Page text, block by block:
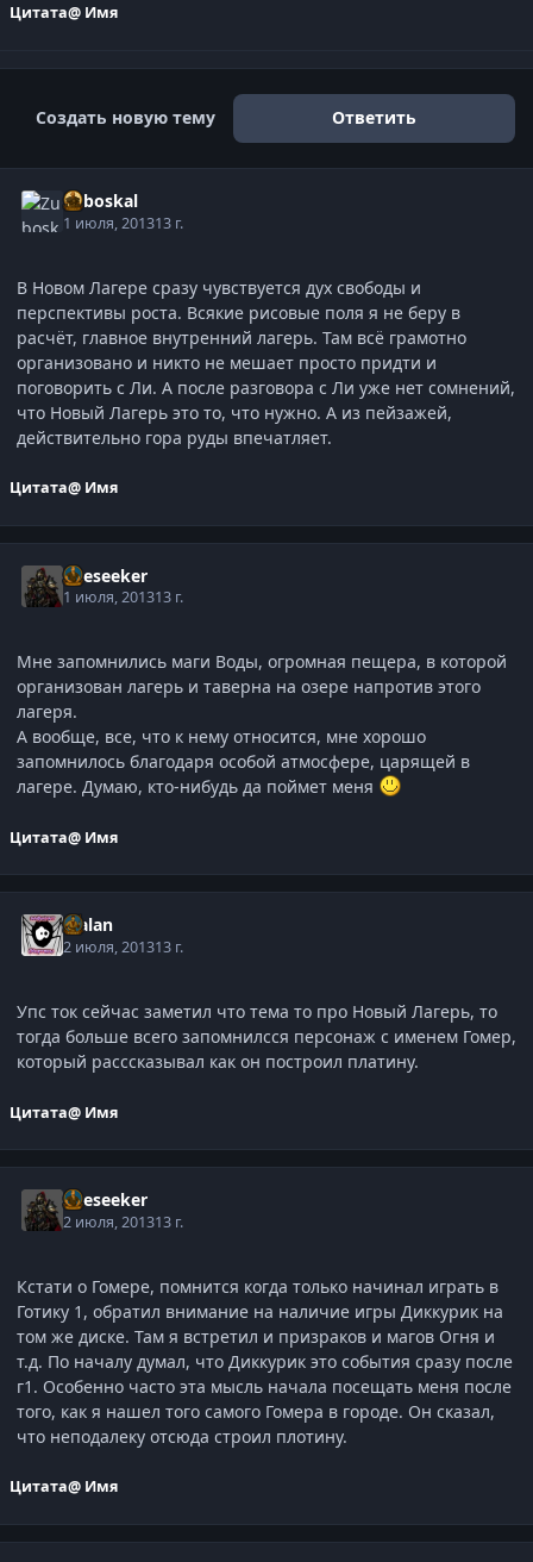
Цитата@ Имя
Создать новую тему Ответить
Zuboskal
1 июля, 201313 г.
В Новом Лагере сразу чувствуется дух свободы и
перспективы роста. Всякие рисовые поля я не беру в
расчёт, главное внутренний лагерь. Там всё грамотно
организовано и никто не мешает просто придти и
поговорить с Ли. А после разговора с Ли уже нет сомнений,
что Новый Лагерь это то, что нужно. А из пейзажей,
действительно гора руды впечатляет.
Цитата@ Имя
Oreseeker
1 июля, 201313 г.
Мне запомнились маги Воды, огромная пещера, в которой
организован лагерь и таверна на озере напротив этого
лагеря.
А вообще, все, что к нему относится, мне хорошо
запомнилось благодаря особой атмосфере, царящей в
лагере. Думаю, кто-нибудь да поймет меня
Цитата@ Имя
Malan
2 июля, 201313 г.
Упс ток сейчас заметил что тема то про Новый Лагерь, то
тогда больше всего запомнилсся персонаж с именем Гомер,
который расссказывал как он построил платину.
Цитата@ Имя
Oreseeker
2 июля, 201313 г.
Кстати о Гомере, помнится когда только начинал играть в
Готику 1, обратил внимание на наличие игры Диккурик на
том же диске. Там я встретил и призраков и магов Огня и
т.д. По началу думал, что Диккурик это события сразу после
г1. Особенно часто эта мысль начала посещать меня после
того, как я нашел того самого Гомера в городе. Он сказал,
что неподалеку отсюда строил плотину.
Цитата@ Имя